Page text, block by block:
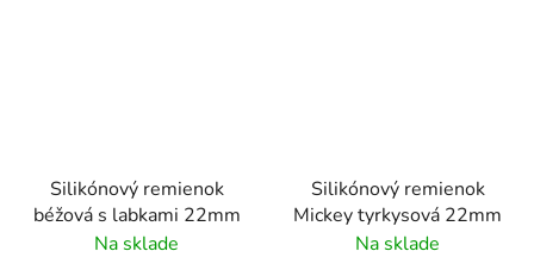
Silikónový remienok
béžová s labkami 22mm
Na sklade
Silikónový remienok
Mickey tyrkysová 22mm
Na sklade